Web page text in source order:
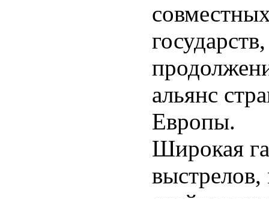
альянс
Европы.
Широкая
выстрелов,